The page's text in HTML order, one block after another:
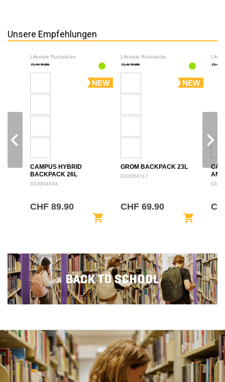
Unsere Empfehlungen
Lifestyle Rucksäcke
NEW
CAMPUS HYBRID
BACKPACK 26L
D10004534
CHF 89.90
shopping_cart
Lifestyle Rucksäcke
NEW
GROM BACKPACK 23L
D10004717
CHF 69.90
shopping_cart
navigate_before navigate_next